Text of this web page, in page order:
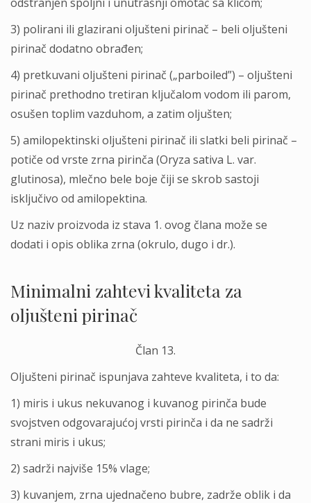
3) polirani ili glazirani olјušteni pirinač – beli olјušteni
pirinač dodatno obrađen;
4) pretkuvani olјušteni pirinač („parboiled”) – olјušteni
pirinač prethodno tretiran klјučalom vodom ili parom,
osušen toplim vazduhom, a zatim olјušten;
5) amilopektinski olјušteni pirinač ili slatki beli pirinač –
potiče od vrste zrna pirinča (Oryza sativa L. var.
glutinosa), mlečno bele boje čiji se skrob sastoji
isklјučivo od amilopektina.
Uz naziv proizvoda iz stava 1. ovog člana može se
dodati i opis oblika zrna (okrulo, dugo i dr.).
Minimalni zahtevi kvaliteta za
olјušteni pirinač
Član 13.
Olјušteni pirinač ispunjava zahteve kvaliteta, i to da:
1) miris i ukus nekuvanog i kuvanog pirinča bude
svojstven odgovarajućoj vrsti pirinča i da ne sadrži
strani miris i ukus;
2) sadrži najviše 15% vlage;
3) kuvanjem, zrna ujednačeno bubre, zadrže oblik i da